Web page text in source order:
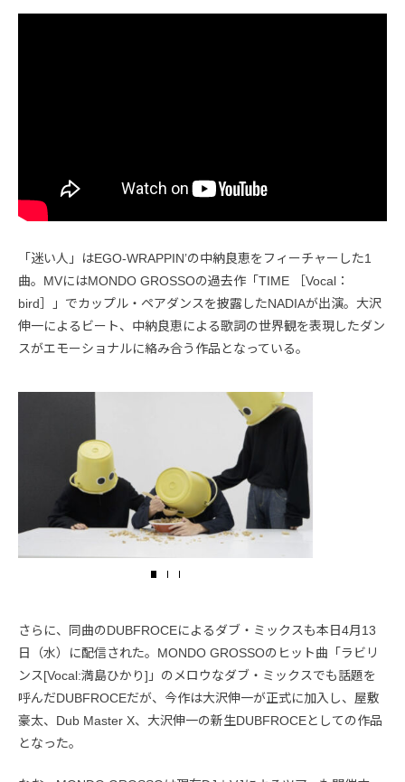
「迷い人」はEGO-WRAPPIN’の中納良恵をフィーチャーした1
曲。MVにはMONDO GROSSOの過去作「TIME ［Vocal：
bird］」でカップル・ペアダンスを披露したNADIAが出演。大沢
伸一によるビート、中納良恵による歌詞の世界観を表現したダン
スがエモーショナルに絡み合う作品となっている。
さらに、同曲のDUBFROCEによるダブ・ミックスも本日4月13
日（水）に配信された。MONDO GROSSOのヒット曲「ラビリ
ンス[Vocal:満島ひかり]」のメロウなダブ・ミックスでも話題を
呼んだDUBFROCEだが、今作は大沢伸一が正式に加入し、屋敷
豪太、Dub Master X、大沢伸一の新生DUBFROCEとしての作品
となった。